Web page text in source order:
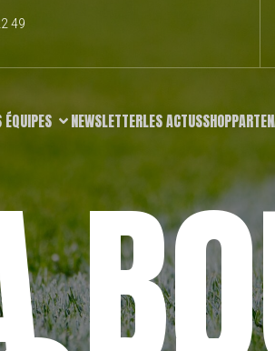
49
ÉQUIPES NEWSLETTERLES ACTUSSHOP